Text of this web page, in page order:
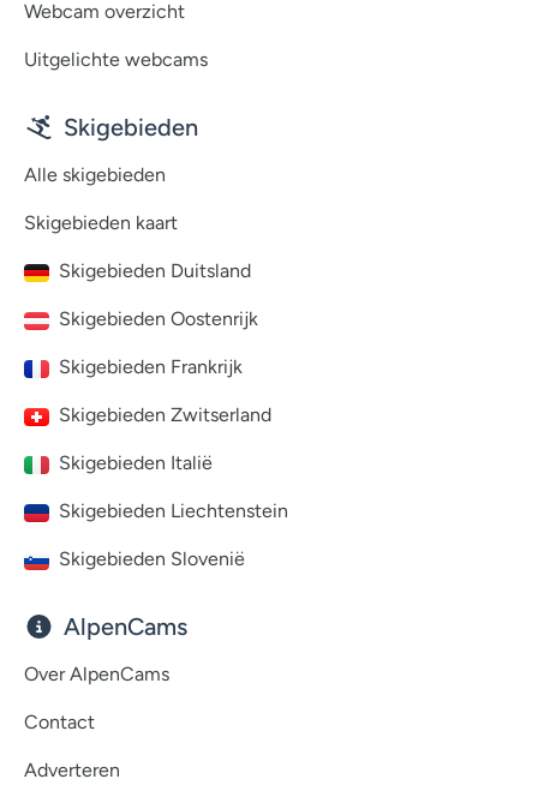
Webcam overzicht
Uitgelichte webcams
Skigebieden
Alle skigebieden
Skigebieden kaart
Skigebieden Duitsland
Skigebieden Oostenrijk
Skigebieden Frankrijk
Skigebieden Zwitserland
Skigebieden Italië
Skigebieden Liechtenstein
Skigebieden Slovenië
AlpenCams
Over AlpenCams
Contact
Adverteren